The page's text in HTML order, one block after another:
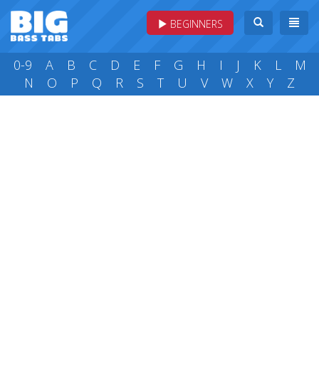
BEGINNERS
0-9 A B C D E F G H I J K L
M
N
O P Q R S T U V W X Y Z